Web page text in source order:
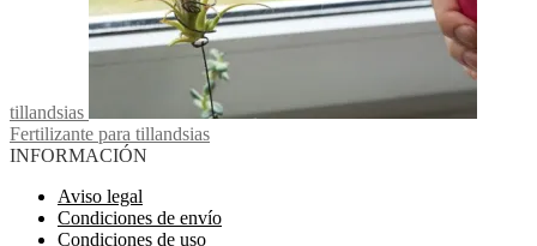
tillandsias
Fertilizante para tillandsias
INFORMACIÓN
Aviso legal
Condiciones de envío
Condiciones de uso